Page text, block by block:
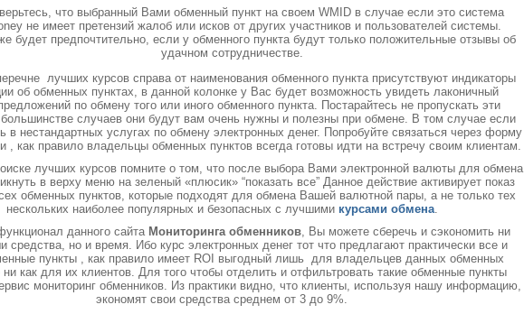
что выбранный Вами обменный пункт на своем WMID в случае если это система
не имеет претензий жалоб или исков от других участников и пользователей системы.
будет предпочтительно, если у обменного пункта будут только положительные отзывы об
удачном сотрудничестве.
лучших курсов справа от наименования обменного пункта присутствуют индикаторы
об обменных пунктах, в данной колонке у Вас будет возможность увидеть лаконичный
по обмену того или иного обменного пункта. Постарайтесь не пропускать эти
случаев они будут вам очень нужны и полезны при обмене. В том случае если
в нестандартных услугах по обмену электронных денег. Попробуйте связаться через форму
, как правило владельцы обменных пунктов всегда готовы идти на встречу своим клиентам.
лучших курсов помните о том, что после выбора Вами электронной валюты для обмена
в верху меню на зеленый «плюсик» “показать все” Данное действие активирует показ
обменных пунктов, которые подходят для обмена Вашей валютной пары, а не только тех
нескольких наиболее популярных и безопасных с лучшими курсами обмена.
данного сайта Мониторинга обменников, Вы можете сберечь и сэкономить ни
средства, но и время. Ибо курс электронных денег тот что предлагают практически все и
пункты , как правило имеет ROI выгодный лишь для владельцев данных обменных
ни как для их клиентов. Для того чтобы отделить и отфильтровать такие обменные пункты
мониторинг обменников. Из практики видно, что клиенты, используя нашу информацию,
экономят свои средства среднем от 3 до 9%.